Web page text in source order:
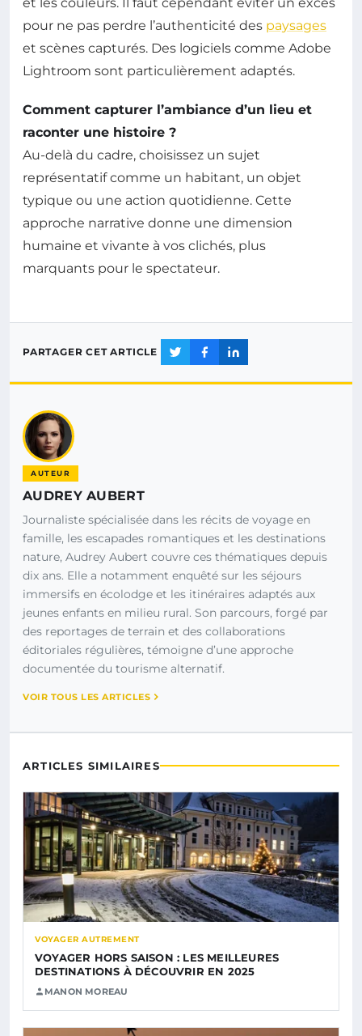
pour ne pas perdre l’authenticité des paysages
et scènes capturés. Des logiciels comme Adobe
Lightroom sont particulièrement adaptés.
Comment capturer l’ambiance d’un lieu et
raconter une histoire ?
Au-delà du cadre, choisissez un sujet
représentatif comme un habitant, un objet
typique ou une action quotidienne. Cette
approche narrative donne une dimension
humaine et vivante à vos clichés, plus
marquants pour le spectateur.
PARTAGER CET ARTICLE
AUTEUR
AUDREY AUBERT
Journaliste spécialisée dans les récits de voyage en
famille, les escapades romantiques et les destinations
nature, Audrey Aubert couvre ces thématiques depuis
dix ans. Elle a notamment enquêté sur les séjours
immersifs en écolodge et les itinéraires adaptés aux
jeunes enfants en milieu rural. Son parcours, forgé par
des reportages de terrain et des collaborations
éditoriales régulières, témoigne d’une approche
documentée du tourisme alternatif.
VOIR TOUS LES ARTICLES
ARTICLES SIMILAIRES
VOYAGER AUTREMENT
VOYAGER HORS SAISON : LES MEILLEURES
DESTINATIONS À DÉCOUVRIR EN 2025
MANON MOREAU